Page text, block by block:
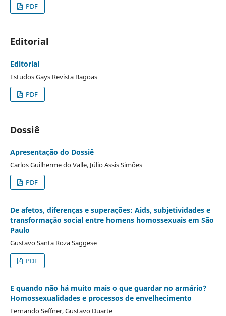
PDF
Editorial
Editorial
Estudos Gays Revista Bagoas
PDF
Dossiê
Apresentação do Dossiê
Carlos Guilherme do Valle, Júlio Assis Simões
PDF
De afetos, diferenças e superações: Aids, subjetividades e
transformação social entre homens homossexuais em São
Paulo
Gustavo Santa Roza Saggese
PDF
E quando não há muito mais o que guardar no armário?
Homossexualidades e processos de envelhecimento
Fernando Seffner, Gustavo Duarte